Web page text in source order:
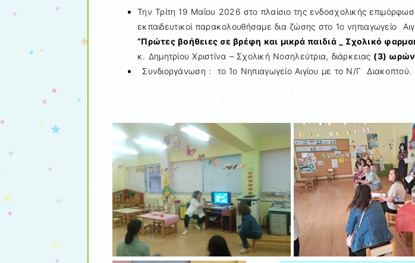
Την Τρίτη 19 Μαΐου 2026 στο πλαίσιο της ενδοσχολικής
εκπαιδευτικοί παρακολουθήσαμε δια ζώσης στο 1ο νηπιαγωγείο
“Πρώτες βοήθειες σε βρέφη και μικρά παιδιά _ Σχολικό
κ. Δημητρίου Χριστίνα – Σχολική Νοσηλεύτρια, διάρκειας (3)
Συνδιοργάνωση : το 1ο Νηπιαγωγείο Αιγίου με το Ν/Γ Διακοπτού.